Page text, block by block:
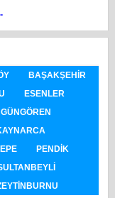
BAŞAKŞEHIR
ESENLER
GÜNGÖREN
PENDIK